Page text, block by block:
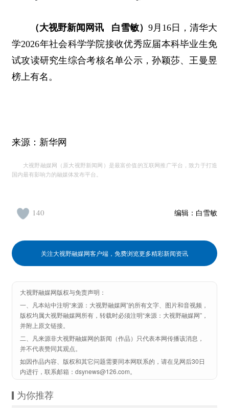
（大视野新闻网讯 白雪敏） 9月16日，清华大
学2026年社会科学学院接收优秀应届本科毕业生免
试攻读研究生综合考核名单公示，孙颖莎、王曼昱
榜上有名。
来源：新华网
大视野融媒网（原大视野新闻网）是最富价值的互联网推广平台，致力于打造
国内最有影响力的融媒体发布平台。
编辑： 白雪敏
140
关注大视野融媒网客户端，免费浏览更多精彩新闻资讯
大视野融媒网版权与免责声明：
一、凡本站中注明“来源：大视野融媒网”的所有文字、图片和音视频，
版权均属大视野融媒网所有，转载时必须注明“来源：大视野融媒网”，
并附上原文链接。
二、凡来源非大视野融媒网的新闻（作品）只代表本网传播该消息，
并不代表赞同其观点。
如因作品内容、版权和其它问题需要同本网联系的，请在见网后30日
内进行，联系邮箱：dsynews@126.com。
为你推荐